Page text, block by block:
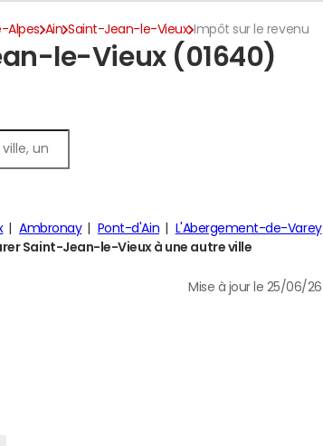
Alpes Ain Saint-Jean-le-Vieux Impôt sur le revenu
le-Vieux (01640)
Ambronay Pont-d'Ain
L'Abergement-de-Varey
Saint-Jean-le-Vieux à une autre ville
Mise à jour le 25/06/26